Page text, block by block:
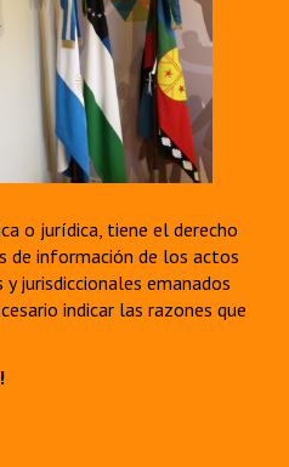
o jurídica, tiene el derecho
de información de los actos
jurisdiccionales emanados
indicar las razones que